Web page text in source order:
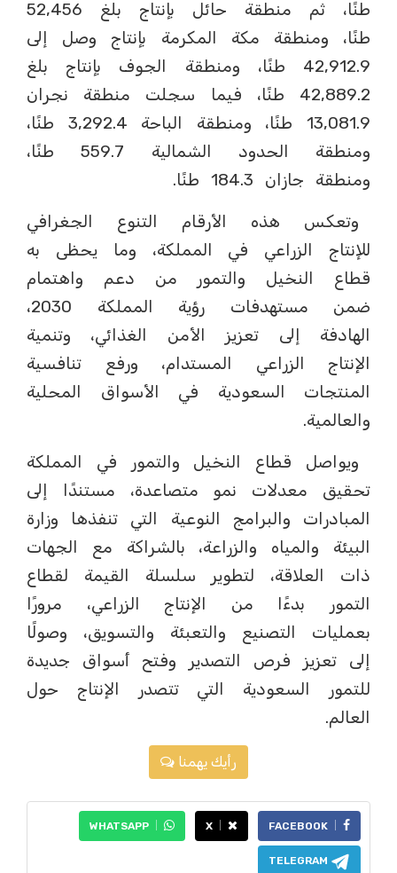
طنًا، ثم منطقة حائل بإنتاج بلغ 52,456
طنًا، ومنطقة مكة المكرمة بإنتاج وصل إلى
42,912.9 طنًا، ومنطقة الجوف بإنتاج بلغ
42,889.2 طنًا، فيما سجلت منطقة نجران
13,081.9 طنًا، ومنطقة الباحة 3,292.4 طنًا،
ومنطقة الحدود الشمالية 559.7 طنًا،
ومنطقة جازان 184.3 طنًا.
وتعكس هذه الأرقام التنوع الجغرافي
للإنتاج الزراعي في المملكة، وما يحظى به
قطاع النخيل والتمور من دعم واهتمام
ضمن مستهدفات رؤية المملكة 2030،
الهادفة إلى تعزيز الأمن الغذائي، وتنمية
الإنتاج الزراعي المستدام، ورفع تنافسية
المنتجات السعودية في الأسواق المحلية
والعالمية.
ويواصل قطاع النخيل والتمور في المملكة
تحقيق معدلات نمو متصاعدة، مستندًا إلى
المبادرات والبرامج النوعية التي تنفذها وزارة
البيئة والمياه والزراعة، بالشراكة مع الجهات
ذات العلاقة، لتطوير سلسلة القيمة لقطاع
التمور بدءًا من الإنتاج الزراعي، مرورًا
بعمليات التصنيع والتعبئة والتسويق، وصولًا
إلى تعزيز فرص التصدير وفتح أسواق جديدة
للتمور السعودية التي تتصدر الإنتاج حول
العالم.
رأيك يهمنا
FACEBOOK
X
WHATSAPP
TELEGRAM